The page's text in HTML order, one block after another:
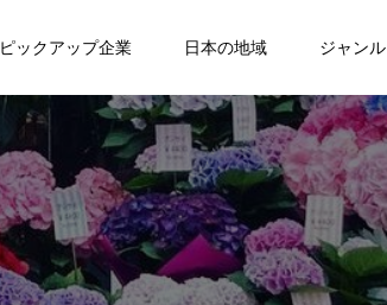
ピックアップ企業 日本の地域 ジャンル